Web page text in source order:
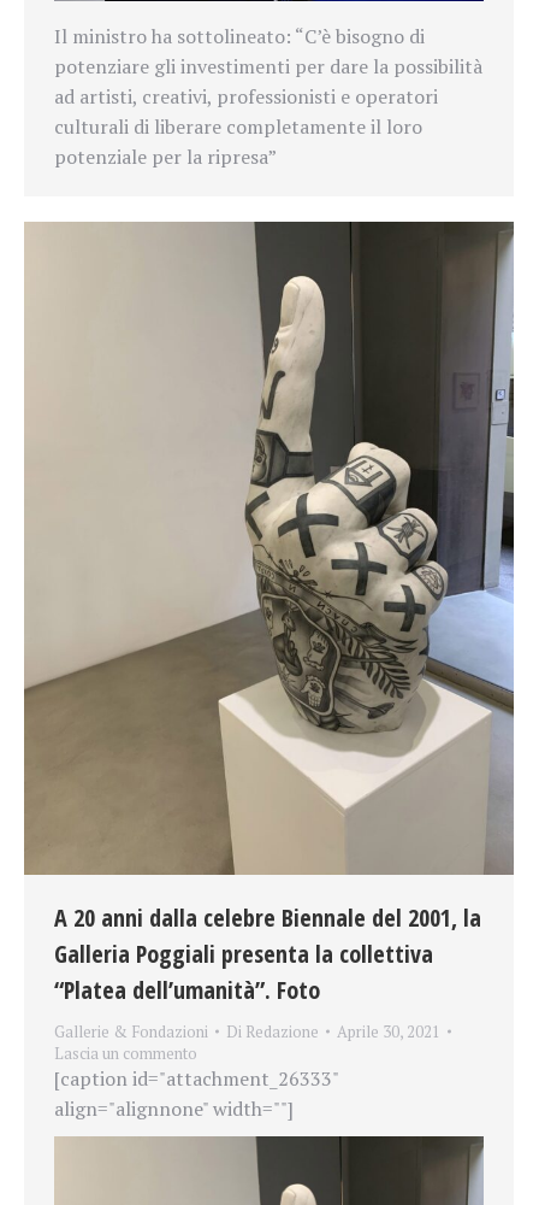
Il ministro ha sottolineato: “C’è bisogno di
potenziare gli investimenti per dare la possibilità
ad artisti, creativi, professionisti e operatori
culturali di liberare completamente il loro
potenziale per la ripresa”
A 20 anni dalla celebre Biennale del 2001, la
Galleria Poggiali presenta la collettiva
“Platea dell’umanità”. Foto
Gallerie & Fondazioni Di Redazione
Aprile 30, 2021
Lascia un commento
[caption id="attachment_26333"
align="alignnone" width=""]